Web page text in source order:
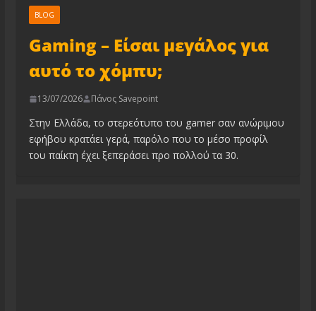
BLOG
Gaming – Είσαι μεγάλος για
αυτό το χόμπυ;
13/07/2026 Πάνος Savepoint
Στην Ελλάδα, το στερεότυπο του gamer σαν ανώριμου
εφήβου κρατάει γερά, παρόλο που το μέσο προφίλ
του παίκτη έχει ξεπεράσει προ πολλού τα 30.